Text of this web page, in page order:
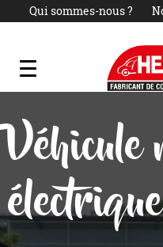
Qui sommes-nous ?
électrique